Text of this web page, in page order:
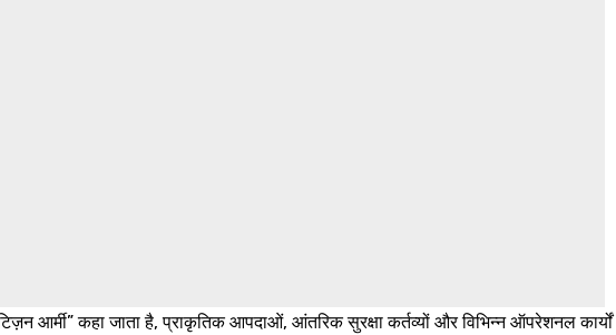
आर्मी” कहा जाता है, प्राकृतिक आपदाओं, आंतरिक सुरक्षा कर्तव्यों और विभिन्न ऑपरेशनल कार्यों